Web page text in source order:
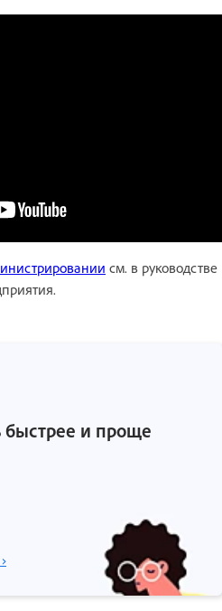
см. в руководстве
и проще